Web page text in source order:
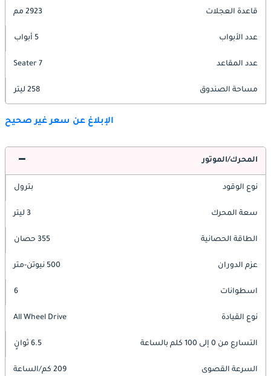
قاعدة العجلات 2923 مم
عدد الأبواب 5 أبواب
عدد المقاعد 7 Seater
مساحة الصندوق 258 ليتر
الإبلاغ عن سعر غير صحيح
المحرك/الموتور
نوع الوقود بترول
سعة المحرك 3 ليتر
الطاقة الحصانية 355 حصان
عزم الدوران 500 نيوتن-متر
اسطوانات 6
نوع القيادة All Wheel Drive
التسارع من 0 إلى 100 كلم بالساعة 6.5 ثوانٍ
السرعة القصوى 209 كم/الساعة